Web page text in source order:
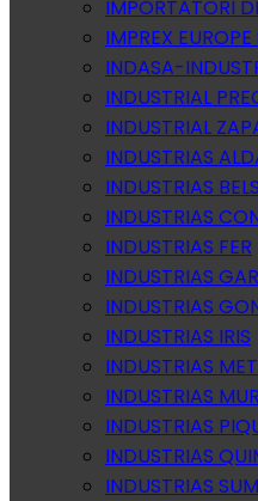
IMPORTATORI
IMPREX
INDASA-
INDUSTRIAL
INDUSTRIAL
INDUSTRIAS
INDUSTRIAS
INDUSTRIAS
INDUSTRIAS FER
INDUSTRIAS
INDUSTRIAS
INDUSTRIAS IRIS
INDUSTRIAS
INDUSTRIAS
INDUSTRIAS
INDUSTRIAS
INDUSTRIAS